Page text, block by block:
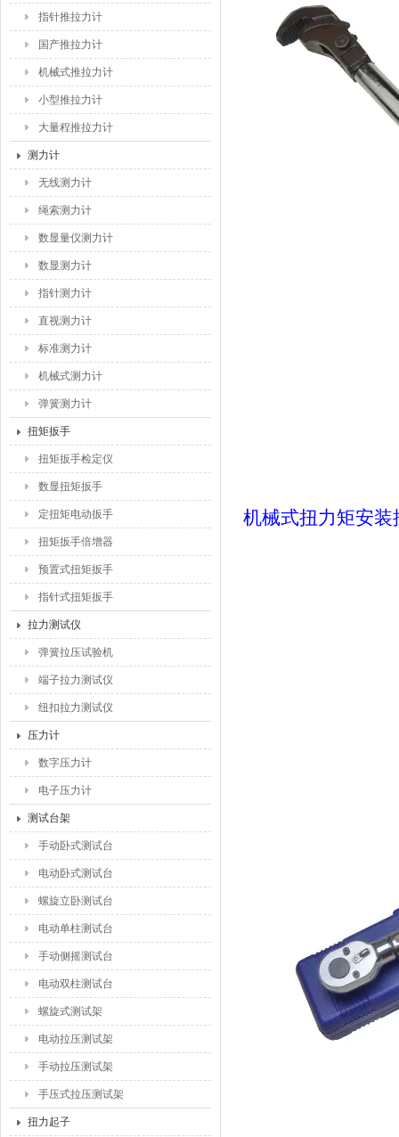
指针推拉力计
国产推拉力计
机械式推拉力计
小型推拉力计
大量程推拉力计
测力计
无线测力计
绳索测力计
数显量仪测力计
数显测力计
指针测力计
直视测力计
标准测力计
机械式测力计
弹簧测力计
扭矩扳手
扭矩扳手检定仪
数显扭矩扳手
定扭矩电动扳手
扭矩扳手倍增器
预置式扭矩扳手
指针式扭矩扳手
拉力测试仪
弹簧拉压试验机
端子拉力测试仪
纽扣拉力测试仪
压力计
数字压力计
电子压力计
测试台架
手动卧式测试台
电动卧式测试台
螺旋立卧测试台
电动单柱测试台
手动侧摇测试台
电动双柱测试台
螺旋式测试架
电动拉压测试架
手动拉压测试架
手压式拉压测试架
扭力起子
机械式扭力矩安装